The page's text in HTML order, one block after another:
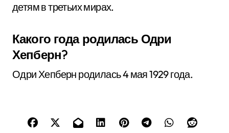
детям в третьих мирах.
Какого года родилась Одри
Хепберн?
Одри Хепберн родилась 4 мая 1929 года.